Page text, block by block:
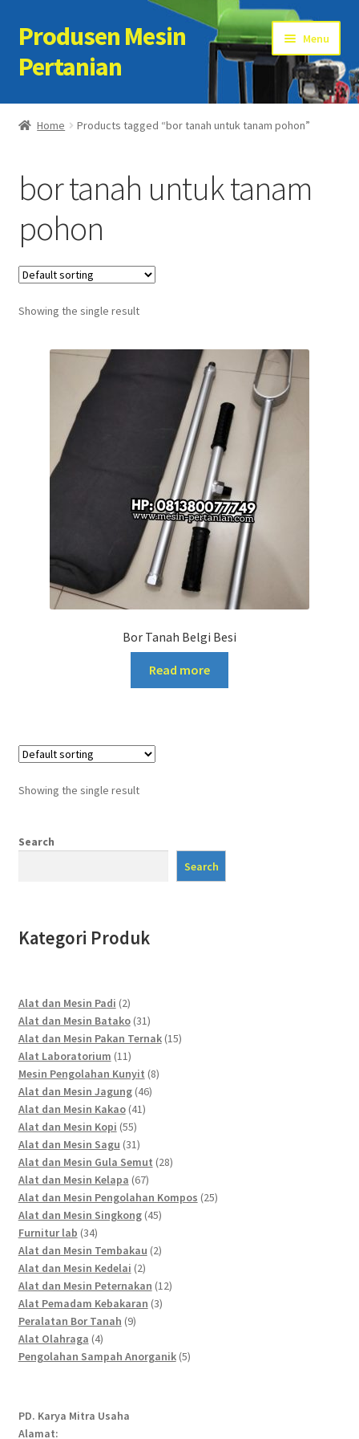
Skip
to
navigation
Skip
to
content
Produsen Mesin
Pertanian
Menu
Home
Cart
Checkout
Kontak Kami
My account
Sample Page
Home Products tagged “bor tanah untuk tanam pohon”
bor tanah untuk tanam
pohon
Showing the single result
Bor Tanah Belgi Besi
Read more
Showing the single result
Search
Search
Kategori Produk
Alat dan Mesin Padi 22
products
Alat dan Mesin Batako 3131
products
Alat dan Mesin Pakan Ternak 1515
Alat Laboratorium 1111
products
Mesin Pengolahan Kunyit 88
Alat dan Mesin Jagung 4646
Alat dan Mesin Kakao 4141
Alat dan Mesin Kopi 5555
products
Alat dan Mesin Sagu 3131
products
Alat dan Mesin Gula Semut 2828
Alat dan Mesin Kelapa 6767
products
Alat dan Mesin Pengolahan Kompos 2525
Alat dan Mesin Singkong 4545
Furnitur lab 3434
products
Alat dan Mesin Tembakau 22
Alat dan Mesin Kedelai 22
products
Alat dan Mesin Peternakan 1212
Alat Pemadam Kebakaran 33
Peralatan Bor Tanah 99
Alat Olahraga 44
products
Pengolahan Sampah Anorganik 55
PD. Karya Mitra Usaha
Alamat: